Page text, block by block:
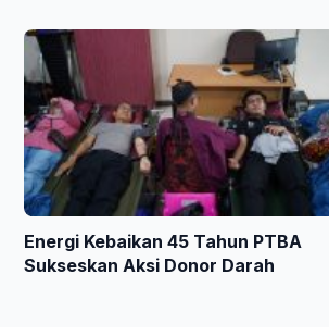
Energi Kebaikan 45 Tahun PTBA
Sukseskan Aksi Donor Darah